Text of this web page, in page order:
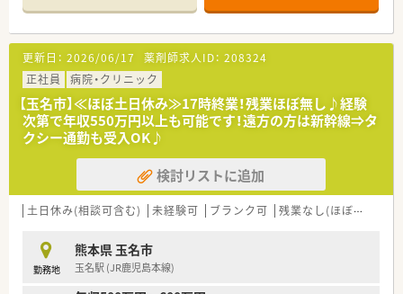
です。
の知識を深めて患者様の幅広い相談に乗りたい方が意欲的に働
いています。
<こんな店舗です>
■門前のクリニックはなく、面対応と在宅を中心にした薬局で
す。
■調剤併設型の店舗でOTCの取扱い、化粧品の販売も行っている
地域のドラッグストアです。
■調剤室には錠剤全自動分包機など機材が充実しております。
■在宅は近隣の施設をメインに行っており、社長が主に対応され
ております。
＜働きやすい環境＞
■車で直ぐのエリアに店舗展開しているため、各店舗助け合いな
■子育てと両立しながら働いている方も多く、ご家庭との両立に
も理解のある会社です。
■社長夫婦も薬剤師として現場に入っておりサポートいただけ
ます。新卒の方の採用実績もあり、経験が浅い方やブランクがあ
更新日： 2026/06/17 薬剤師求人ID： 208324
正社員
病院・クリニック
【玉名市】≪ほぼ土日休み≫17時終業！残業ほぼ無し♪経験
次第で年収550万円以上も可能です！遠方の方は新幹線⇒タ
クシー通勤も受入OK♪
検討リストに追加
土日休み(相談可含む) 未経験可 ブランク可 残業なし(ほぼなし含む)
勤務地
熊本県 玉名市
玉名駅 (JR鹿児島本線)